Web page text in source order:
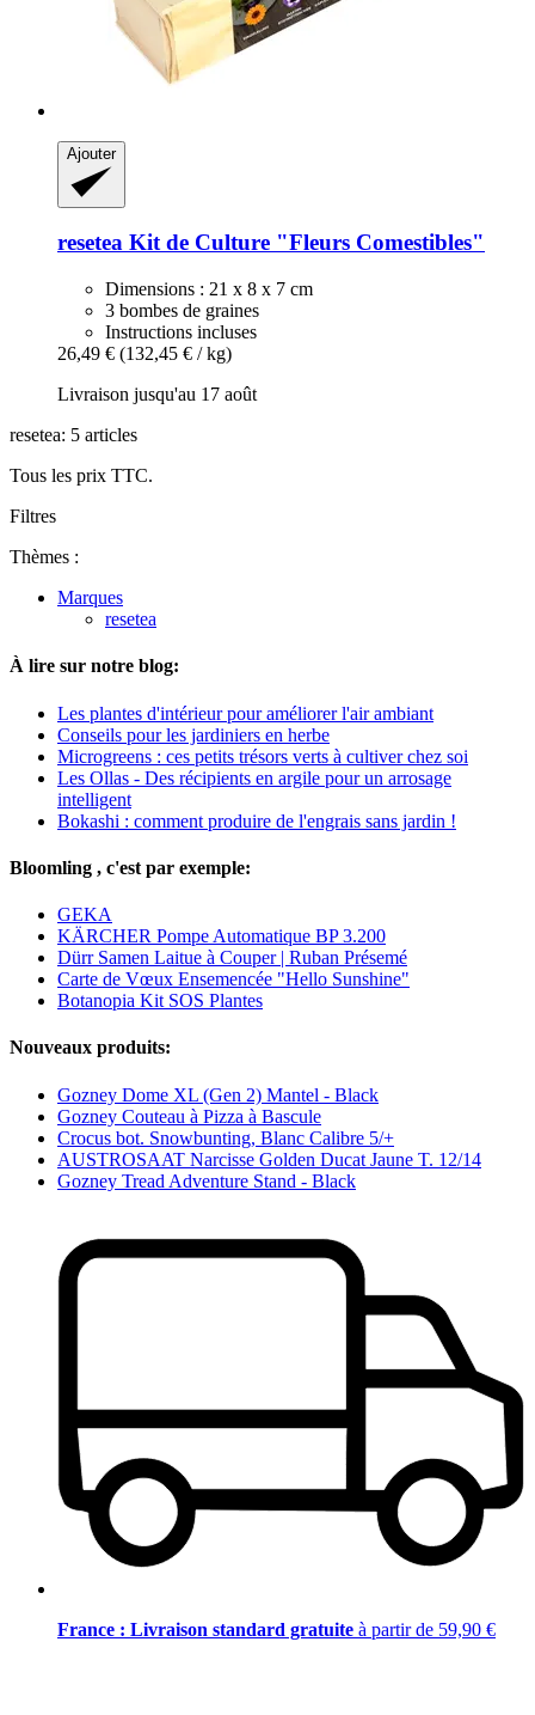
Ajouter
resetea Kit de Culture "Fleurs Comestibles"
Dimensions : 21 x 8 x 7 cm
3 bombes de graines
Instructions incluses
26,49 € (132,45 € / kg)
Livraison jusqu'au 17 août
resetea: 5 articles
Tous les prix TTC.
Filtres
Thèmes :
Marques
resetea
À lire sur notre blog:
Les plantes d'intérieur pour améliorer l'air ambiant
Conseils pour les jardiniers en herbe
Microgreens : ces petits trésors verts à cultiver chez soi
Les Ollas - Des récipients en argile pour un arrosage
intelligent
Bokashi : comment produire de l'engrais sans jardin !
Bloomling , c'est par exemple:
GEKA
KÄRCHER Pompe Automatique BP 3.200
Dürr Samen Laitue à Couper | Ruban Présemé
Carte de Vœux Ensemencée "Hello Sunshine"
Botanopia Kit SOS Plantes
Nouveaux produits:
Gozney Dome XL (Gen 2) Mantel - Black
Gozney Couteau à Pizza à Bascule
Crocus bot. Snowbunting, Blanc Calibre 5/+
AUSTROSAAT Narcisse Golden Ducat Jaune T. 12/14
Gozney Tread Adventure Stand - Black
France : Livraison standard gratuite à partir de 59,90 €